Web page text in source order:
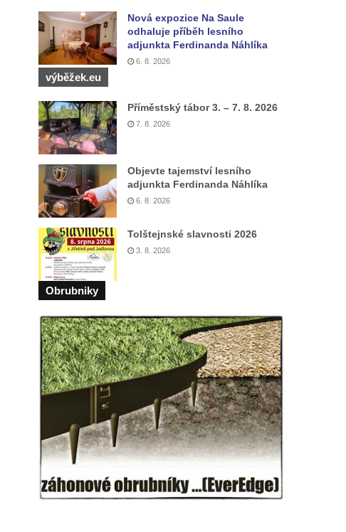
Nová expozice Na Saule
odhaluje příběh lesního
adjunkta Ferdinanda Náhlíka
6. 8. 2026
výběžek.eu
Příměstský tábor 3. – 7. 8. 2026
7. 8. 2026
Objevte tajemství lesního
adjunkta Ferdinanda Náhlíka
6. 8. 2026
Tolštejnské slavnosti 2026
3. 8. 2026
Obrubniky